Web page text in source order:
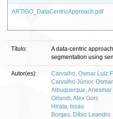
ARTIGO_DataCentricApproach.pdf
Título:
A data-centric
segmentation using
Autor(es):
Carvalho, Osmar Luiz
Carvalho Júnior,
Albuquerque, Anesmar
Orlandi, Alex Gois
Hirata, Issao
Borges, Díbio Leandro